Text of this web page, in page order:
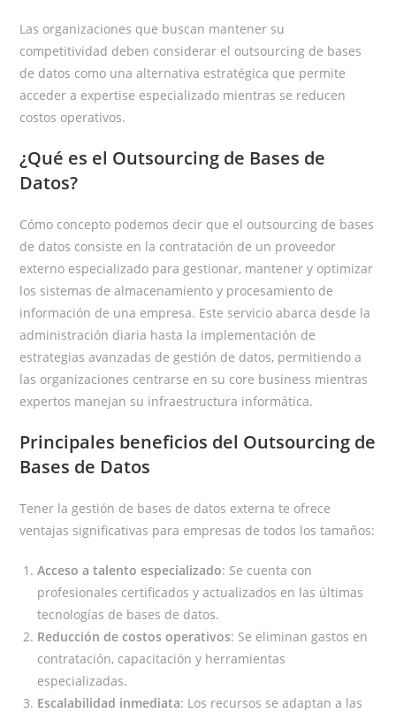
Las organizaciones que buscan mantener su
competitividad deben considerar el outsourcing de bases
de datos como una alternativa estratégica que permite
acceder a expertise especializado mientras se reducen
costos operativos.
¿Qué es el Outsourcing de Bases de
Datos?
Cómo concepto podemos decir que el outsourcing de bases
de datos consiste en la contratación de un proveedor
externo especializado para gestionar, mantener y optimizar
los sistemas de almacenamiento y procesamiento de
información de una empresa. Este servicio abarca desde la
administración diaria hasta la implementación de
estrategias avanzadas de gestión de datos, permitiendo a
las organizaciones centrarse en su core business mientras
expertos manejan su infraestructura informática.
Principales beneficios del Outsourcing de
Bases de Datos
Tener la gestión de bases de datos externa te ofrece
ventajas significativas para empresas de todos los tamaños:
Acceso a talento especializado: Se cuenta con
profesionales certificados y actualizados en las últimas
tecnologías de bases de datos.
Reducción de costos operativos: Se eliminan gastos en
contratación, capacitación y herramientas
especializadas.
Escalabilidad inmediata: Los recursos se adaptan a las